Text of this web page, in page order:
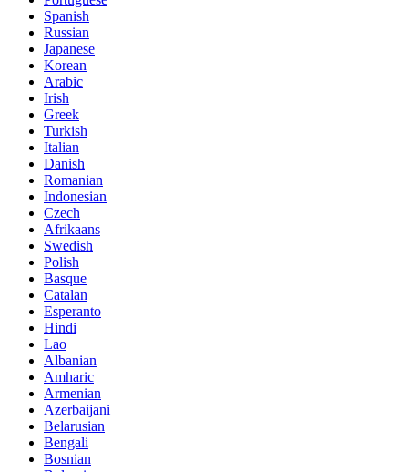
Spanish
Russian
Japanese
Korean
Arabic
Irish
Greek
Turkish
Italian
Danish
Romanian
Indonesian
Czech
Afrikaans
Swedish
Polish
Basque
Catalan
Esperanto
Hindi
Lao
Albanian
Amharic
Armenian
Azerbaijani
Belarusian
Bengali
Bosnian